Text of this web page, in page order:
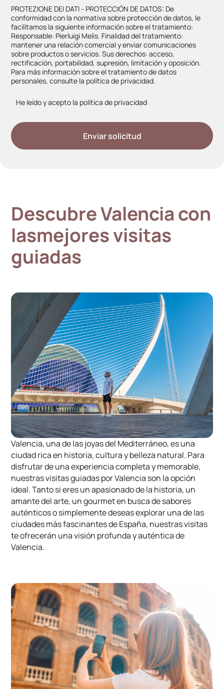
PROTEZIONE DEI DATI - PROTECCIÓN DE DATOS: De
conformidad con la normativa sobre protección de datos, le
facilitamos la siguiente información sobre el tratamiento:
Responsable: Pierluigi Melis. Finalidad del tratamiento:
mantener una relación comercial y enviar comunicaciones
sobre productos o servicios. Sus derechos: acceso,
rectificación, portabilidad, supresión, limitación y oposición.
Para más información sobre el tratamiento de datos
personales, consulte la polí­tica de privacidad.
He leído y acepto la polí­tica de privacidad
Descubre Valencia con
lasmejores visitas
guiadas
Valencia, una de las joyas del Mediterráneo, es una
ciudad rica en historia, cultura y belleza natural. Para
disfrutar de una experiencia completa y memorable,
nuestras visitas guiadas por Valencia son la opción
ideal. Tanto si eres un apasionado de la historia, un
amante del arte, un gourmet en busca de sabores
auténticos o simplemente deseas explorar una de las
ciudades más fascinantes de España, nuestras visitas
te ofrecerán una visión profunda y auténtica de
Valencia.